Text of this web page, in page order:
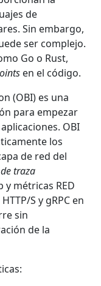
de
Sin embargo,
ser complejo.
Go o Rust,
en el código.
(OBI) es una
para empezar
OBI
los
de red del
traza
métricas RED
S y gRPC en
sin
de la